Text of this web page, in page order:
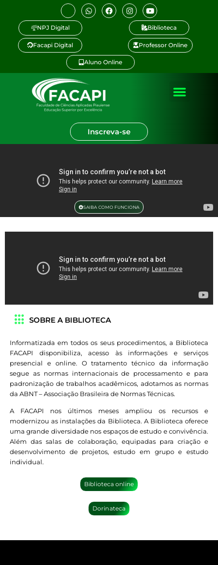
NPJ Digital Biblioteca
Facapi Digital Professor Online
Aluno Online
Inscreva-se
SAIBA COMO FUNCIONA
SOBRE A BIBLIOTECA
Informatizada em todos os seus procedimentos, a Biblioteca
FACAPI disponibiliza, acesso às informações e serviços
presencial e online. O tratamento técnico da informação
segue as normas internacionais de processamento e para
padronização de trabalhos acadêmicos, adotamos as normas
da ABNT – Associação Brasileira de Normas Técnicas.
A FACAPI nos últimos meses ampliou os recursos e
modernizou as instalações da Biblioteca. A Biblioteca oferece
uma grande diversidade nos espaços de estudo e convivência.
Além das salas de colaboração, equipadas para criação e
desenvolvimento de projetos, estudo em grupo e estudo
individual.
Biblioteca online
Dorinateca